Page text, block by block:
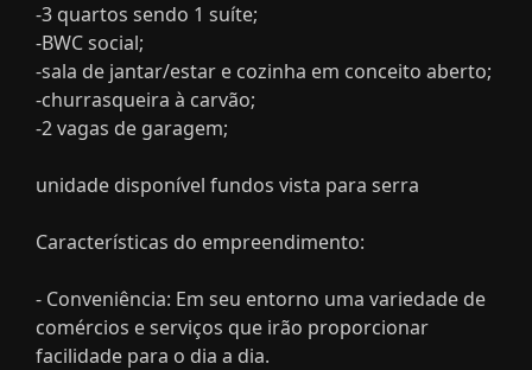
-3 quartos sendo 1 suíte;
-BWC social;
-sala de jantar/estar e cozinha em conceito aberto;
-churrasqueira à carvão;
-2 vagas de garagem;
unidade disponível fundos vista para serra
Características do empreendimento:
- Conveniência: Em seu entorno uma variedade de
comércios e serviços que irão proporcionar
facilidade para o dia a dia.